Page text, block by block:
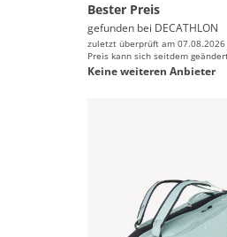
Bester Preis
gefunden bei DECATHLON
zuletzt überprüft am
Preis kann sich seitdem
Keine weiteren Anbieter